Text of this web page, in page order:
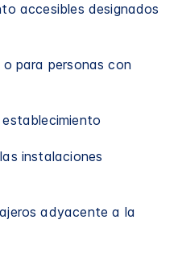
accesibles designados
para personas con
instalaciones
adyacente a la